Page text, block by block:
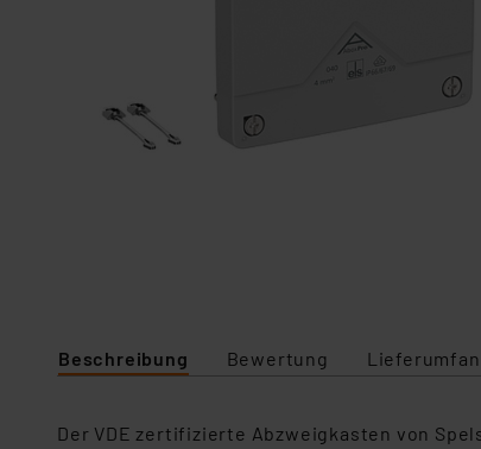
Beschreibung Bewertung
Der VDE zertifizierte Abzweigkasten von